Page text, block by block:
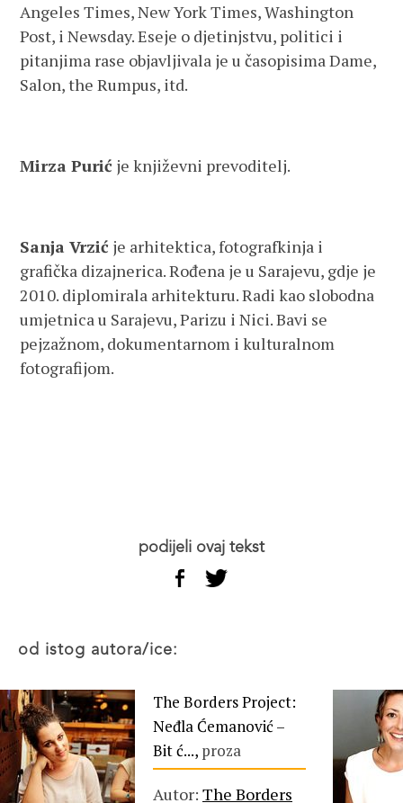
Angeles Times, New York Times, Washington
Post, i Newsday. Eseje o djetinjstvu, politici i
pitanjima rase objavljivala je u časopisima Dame,
Salon, the Rumpus, itd.
Mirza Purić je književni prevoditelj.
Sanja Vrzić je arhitektica, fotografkinja i
grafička dizajnerica. Rođena je u Sarajevu, gdje je
2010. diplomirala arhitekturu. Radi kao slobodna
umjetnica u Sarajevu, Parizu i Nici. Bavi se
pejzažnom, dokumentarnom i kulturalnom
fotografijom.
podijeli ovaj tekst
od istog autora/ice:
The Borders Project:
Neđla Ćemanović –
Bit ć..., proza
Autor: The Borders